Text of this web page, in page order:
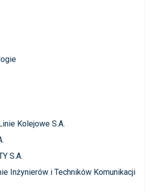
Kolejowe S.A.
S.A.
Inżynierów i Techników Komunikacji